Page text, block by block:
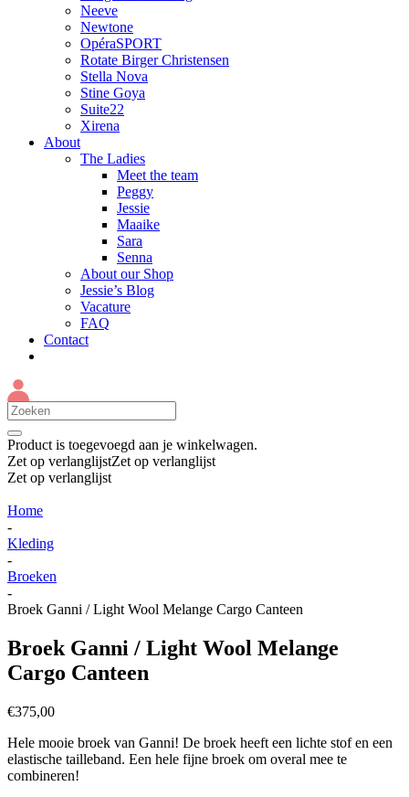
Neeve
Newtone
OpéraSPORT
Rotate Birger Christensen
Stella Nova
Stine Goya
Suite22
Xirena
About
The Ladies
Meet the team
Peggy
Jessie
Maaike
Sara
Senna
About our Shop
Jessie’s Blog
Vacature
FAQ
Contact
Product is toegevoegd aan je winkelwagen.
Zet op verlanglijstZet op verlanglijst
Zet op verlanglijst
Home
-
Kleding
-
Broeken
-
Broek Ganni / Light Wool Melange Cargo Canteen
Broek Ganni / Light Wool Melange
Cargo Canteen
€375,00
Hele mooie broek van Ganni! De broek heeft een lichte stof en een
elastische tailleband. Een hele fijne broek om overal mee te
combineren!